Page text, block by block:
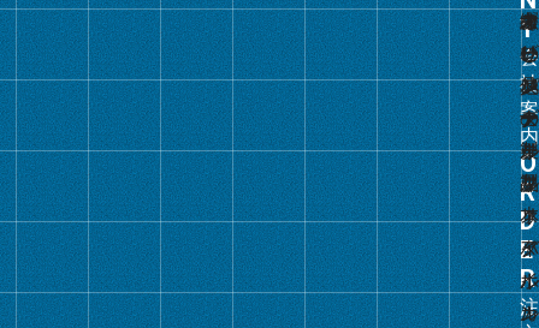
会
社
案
内
ン
ク
注
グ
ル
ー
プ
リ
オ
リ
ジ
ナ
ル
フ
ァ
イ
ル
・
白
い
フ
ァ
イ
ル
・
バ
イ
ン
ス
ー
パ
ー
ク
リ
ス
タ
ル
カ
カ
レ
ン
ダ
ー
製
本
オ
リ
ジ
ナ
ル
ク
リ
ア
ホ
ル
タ
ビ
メ
モ
リ
そ
の
他
の
製
品
綴
じ
具